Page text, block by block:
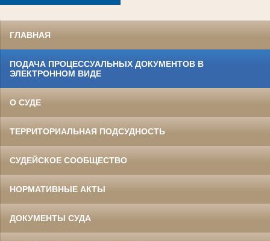
ГЛАВНАЯ
ПОДАЧА ПРОЦЕССУАЛЬНЫХ ДОКУМЕНТОВ В
ЭЛЕКТРОННОМ ВИДЕ
О СУДЕ
ТЕРРИТОРИАЛЬНАЯ ПОДСУДНОСТЬ
СУДЕЙСКОЕ СООБЩЕСТВО
НОРМАТИВНЫЕ АКТЫ
ДОКУМЕНТЫ СУДА